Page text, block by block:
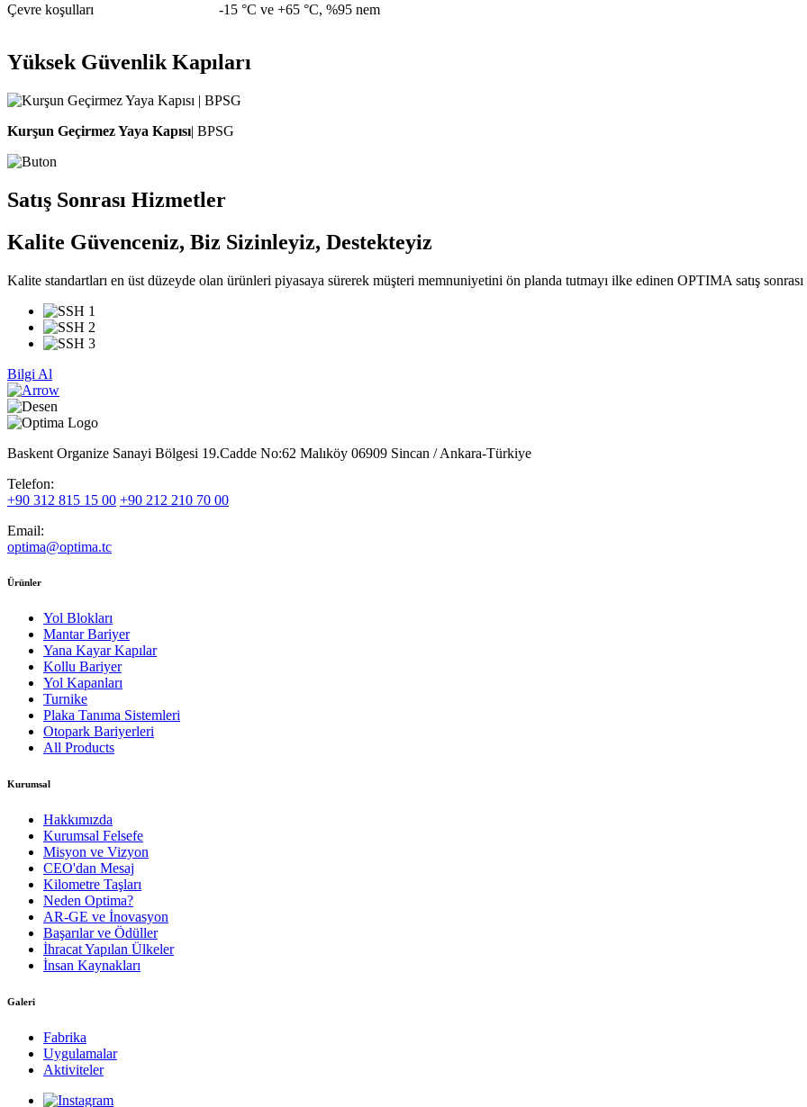
Çevre koşulları -15 °C ve +65 °C, %95 nem
Yüksek Güvenlik Kapıları
Kurşun Geçirmez Yaya Kapısı| BPSG
Satış Sonrası Hizmetler
Kalite Güvenceniz, Biz Sizinleyiz, Destekteyiz
Kalite standartları en üst düzeyde olan ürünleri piyasaya sürerek müşteri memnuniyetini ön planda tutmayı ilke edinen OPTIMA satış sonrası
Bilgi Al
Baskent Organize Sanayi Bölgesi 19.Cadde No:62 Malıköy 06909 Sincan / Ankara-Türkiye
Telefon:
+90 312 815 15 00 +90 212 210 70 00
Email:
optima@optima.tc
Ürünler
Yol Blokları
Mantar Bariyer
Yana Kayar Kapılar
Kollu Bariyer
Yol Kapanları
Turnike
Plaka Tanıma Sistemleri
Otopark Bariyerleri
All Products
Kurumsal
Hakkımızda
Kurumsal Felsefe
Misyon ve Vizyon
CEO'dan Mesaj
Kilometre Taşları
Neden Optima?
AR-GE ve İnovasyon
Başarılar ve Ödüller
İhracat Yapılan Ülkeler
İnsan Kaynakları
Galeri
Fabrika
Uygulamalar
Aktiviteler